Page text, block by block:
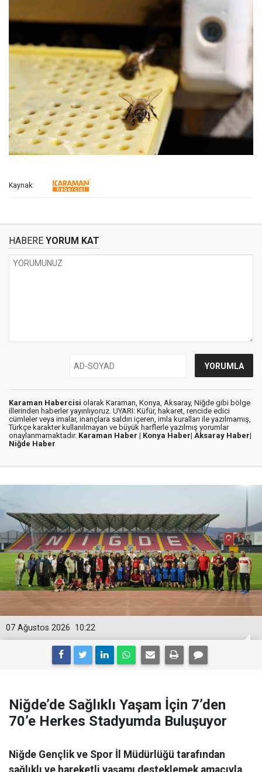
Kaynak:
HABERE YORUM KAT
Karaman Habercisi olarak Karaman, Konya, Aksaray, Niğde gibi bölge
illerinden haberler yayınlıyoruz. UYARI: Küfür, hakaret, rencide edici
cümleler veya imalar, inançlara saldırı içeren, imla kuralları ile yazılmamış,
Türkçe karakter kullanılmayan ve büyük harflerle yazılmış yorumlar
onaylanmamaktadır. Karaman Haber | Konya Haber| Aksaray Haber|
Niğde Haber
10:22
07 Ağustos 2026
Niğde’de Sağlıklı Yaşam İçin 7’den
70’e Herkes Stadyumda Buluşuyor
Niğde Gençlik ve Spor İl Müdürlüğü tarafından
sağlıklı ve hareketli yaşamı desteklemek amacıyla